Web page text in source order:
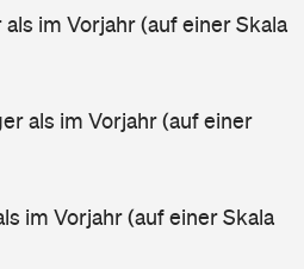
im Vorjahr (auf einer Skala
als im Vorjahr (auf einer
im Vorjahr (auf einer Skala